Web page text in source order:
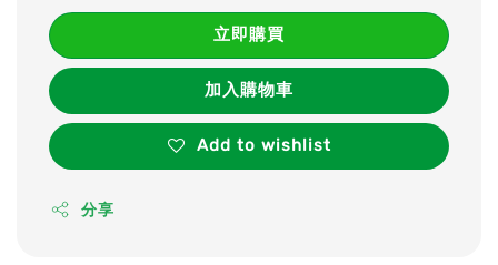
立即購買
加入購物車
Add to wishlist
分享